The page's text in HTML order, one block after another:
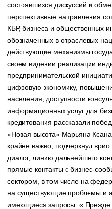
состоявшихся дискуссий и
перспективные направления
КБР, бизнеса и общественных
обозначенных в отраслевых
действующие механизмы
своем видении реализации
предпринимательской
цифровую экономику,
населения, доступности
информационных услуг для
кредитования рассказали
«Новая высота» Марьяна
крайне важно, подчеркнул врио
диалог, линию дальнейшего
прямые контакты с бизнес-
сектором, в том числе на
на существующие проблемы и
имеющиеся запросы: « Прежде